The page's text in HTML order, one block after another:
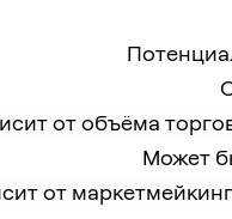
от объёма
Может
от